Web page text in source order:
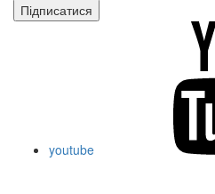
Підписатися
youtube